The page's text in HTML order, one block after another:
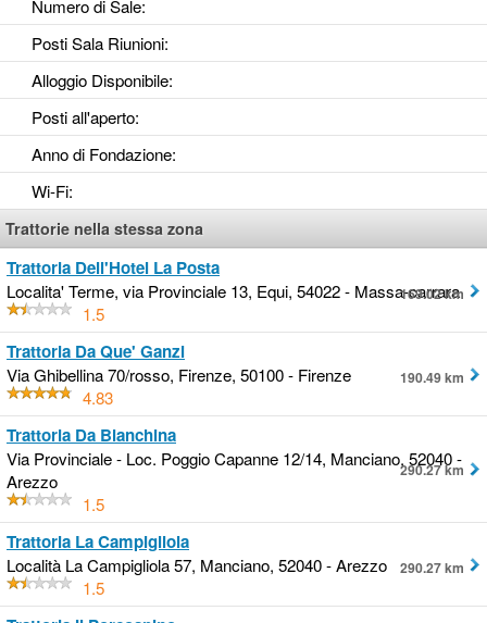
Numero di Sale:
Posti Sala Riunioni:
Alloggio Disponibile:
Posti all'aperto:
Anno di Fondazione:
Wi-Fi:
Trattorie nella stessa zona
Trattoria Dell'Hotel La Posta
Localita' Terme, via Provinciale 13, Equi, 54022 - Massa-carrara
1.5
169.02 km
Trattoria Da Que' Ganzi
Via Ghibellina 70/rosso, Firenze, 50100 - Firenze
4.83
190.49 km
Trattoria Da Bianchina
Via Provinciale - Loc. Poggio Capanne 12/14, Manciano, 52040 -
Arezzo
1.5
290.27 km
Trattoria La Campigliola
Località La Campigliola 57, Manciano, 52040 - Arezzo
1.5
290.27 km